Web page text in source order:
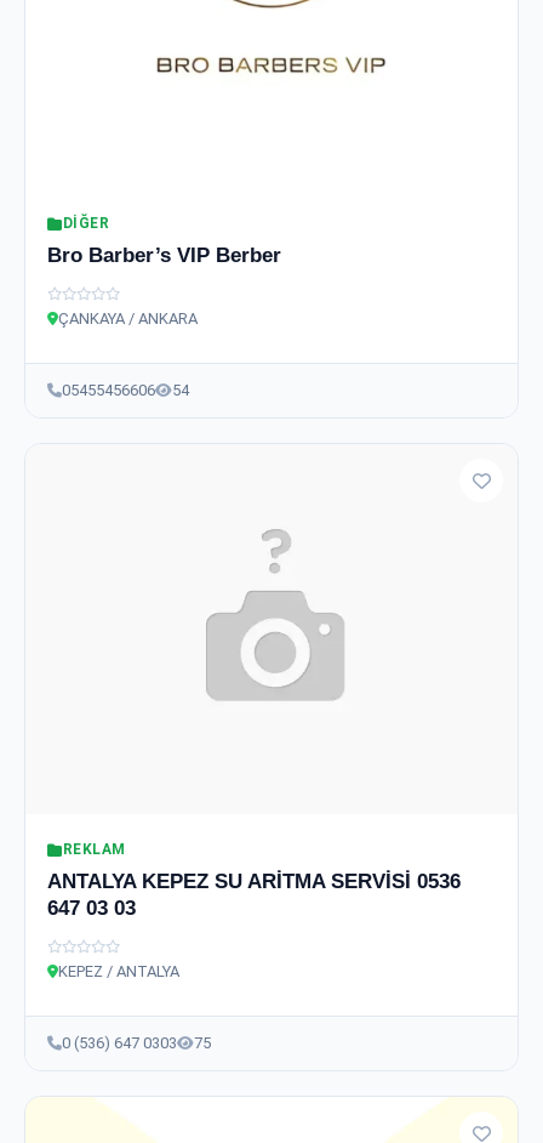
DIĞER
Bro Barber’s VIP Berber
ÇANKAYA / ANKARA
05455456606 54
REKLAM
ANTALYA KEPEZ SU ARİTMA SERVİSİ 0536
647 03 03
KEPEZ / ANTALYA
0 (536) 647 0303 75